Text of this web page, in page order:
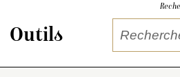
Outils